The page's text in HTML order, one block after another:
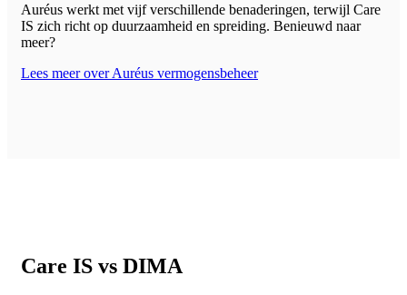
Auréus werkt met vijf verschillende benaderingen, terwijl Care
IS zich richt op duurzaamheid en spreiding. Benieuwd naar
meer?
Lees meer over Auréus vermogensbeheer
Care IS vs DIMA